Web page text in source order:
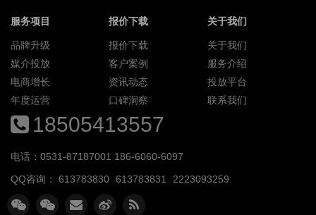
服务项目
品牌升级
媒介投放
电商增长
年度运营
报价下载
报价下载
客户案例
资讯动态
口碑洞察
关于我们
关于我们
服务介绍
投放平台
联系我们
18505413557
电话：0531-87187001 186-6060-6097
QQ咨询： 613783830 613783831 2223093259